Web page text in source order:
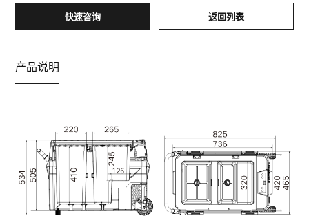
快速咨询 返回列表
产品说明